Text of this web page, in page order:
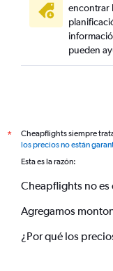
encontrar
pueden
*
Cheapflights siempre
los precios no están
Esta es la razón:
Cheapflights no es
Agregamos
¿Por qué los